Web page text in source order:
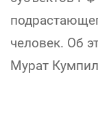
человек. Об
Мурат